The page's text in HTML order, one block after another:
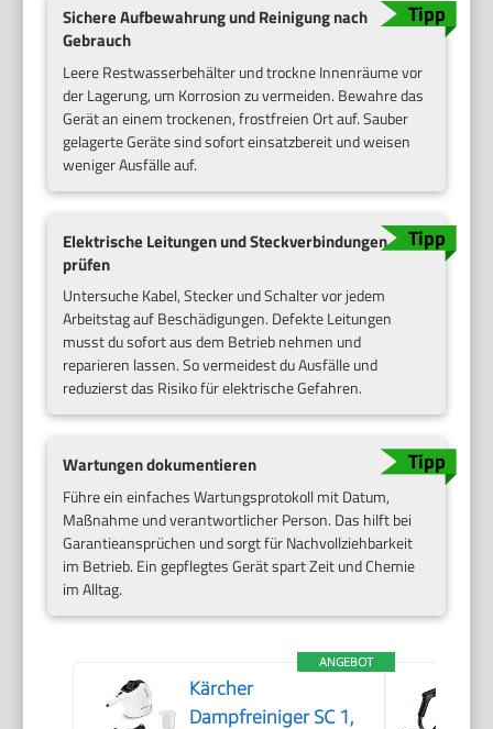
Sichere Aufbewahrung und Reinigung nach
Gebrauch
Leere Restwasserbehälter und trockne Innenräume vor
der Lagerung, um Korrosion zu vermeiden. Bewahre das
Gerät an einem trockenen, frostfreien Ort auf. Sauber
gelagerte Geräte sind sofort einsatzbereit und weisen
weniger Ausfälle auf.
Elektrische Leitungen und Steckverbindungen
prüfen
Untersuche Kabel, Stecker und Schalter vor jedem
Arbeitstag auf Beschädigungen. Defekte Leitungen
musst du sofort aus dem Betrieb nehmen und
reparieren lassen. So vermeidest du Ausfälle und
reduzierst das Risiko für elektrische Gefahren.
Wartungen dokumentieren
Führe ein einfaches Wartungsprotokoll mit Datum,
Maßnahme und verantwortlicher Person. Das hilft bei
Garantieansprüchen und sorgt für Nachvollziehbarkeit
im Betrieb. Ein gepflegtes Gerät spart Zeit und Chemie
im Alltag.
ANGEBOT
Kärcher
Dampfreiniger SC 1,